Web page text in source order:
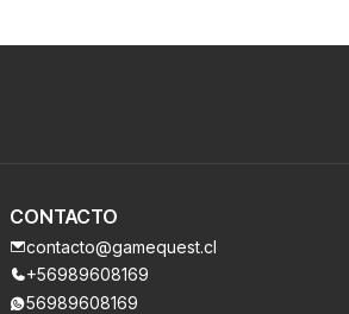
CONTACTO
contacto@gamequest.cl
+56989608169
56989608169